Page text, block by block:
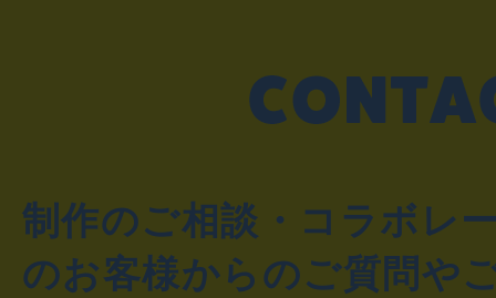
制作のご相談・コラボレ
のお客様からのご質問や